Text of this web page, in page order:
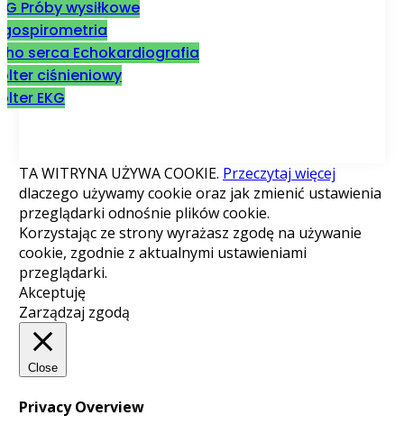
Próby wysiłkowe
serca Echokardiografia
ciśnieniowy
EKG
TA WITRYNA UŻYWA COOKIE. Przeczytaj więcej
dlaczego używamy cookie oraz jak zmienić ustawienia
przeglądarki odnośnie plików cookie.
Korzystając ze strony wyrażasz zgodę na używanie
cookie, zgodnie z aktualnymi ustawieniami
przeglądarki.
Akceptuję
Zarządzaj zgodą
Close
Privacy Overview